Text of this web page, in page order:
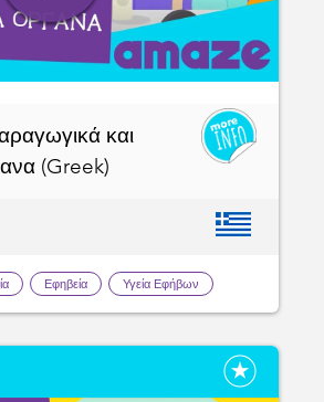
και
(Greek)
Εφηβεία Υγεία Εφήβων